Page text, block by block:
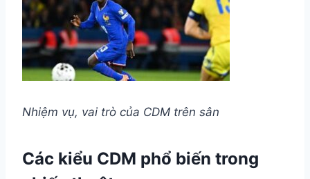
Nhiệm vụ, vai trò của CDM trên sân
Các kiểu CDM phổ biến trong